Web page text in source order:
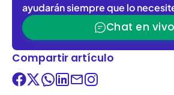
ayudarán siempre que lo
Chat en vivo
Compartir artículo